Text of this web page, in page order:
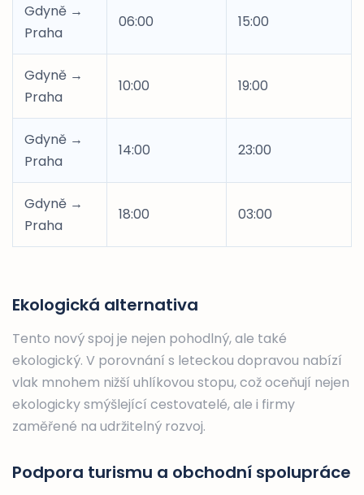
Gdyně →
Praha
06:00 15:00
Gdyně →
Praha
10:00 19:00
Gdyně →
Praha
14:00 23:00
Gdyně →
Praha
18:00 03:00
Ekologická alternativa
Tento nový spoj je nejen pohodlný, ale také
ekologický. V porovnání s leteckou dopravou nabízí
vlak mnohem nižší uhlíkovou stopu, což oceňují nejen
ekologicky smýšlející cestovatelé, ale i firmy
zaměřené na udržitelný rozvoj.
Podpora turismu a obchodní spolupráce